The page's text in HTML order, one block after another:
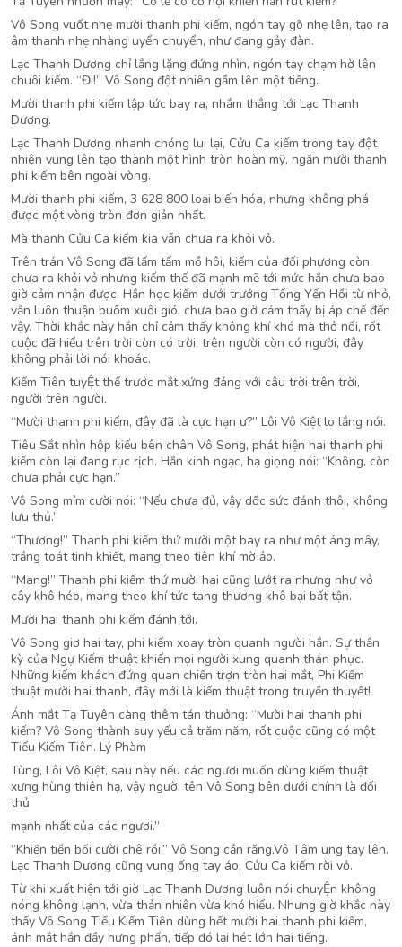
Vô Song vuốt nhẹ mười thanh phi kiếm, ngón tay gõ nhẹ lên, tạo ra
âm thanh nhẹ nhàng uyển chuyển, như đang gảy đàn.
Lạc Thanh Dương chỉ lẳng lặng đứng nhìn, ngón tay chạm hờ lên
chuôi kiếm. “Đi!” Vô Song đột nhiên gầm lên một tiếng.
Mười thanh phi kiếm lập tức bay ra, nhắm thẳng tới Lạc Thanh
Dương.
Lạc Thanh Dương nhanh chóng lui lại, Cửu Ca kiếm trong tay đột
nhiên vung lên tạo thành một hình tròn hoàn mỹ, ngăn mười thanh
phi kiếm bên ngoài vòng.
Mười thanh phi kiếm, 3 628 800 loại biến hóa, nhưng không phá
được một vòng tròn đơn giản nhất.
Mà thanh Cửu Ca kiếm kia vẫn chưa ra khỏi vỏ.
Trên trán Vô Song đã lấm tấm mồ hôi, kiếm của đối phương còn
chưa ra khỏi vỏ nhưng kiếm thế đã mạnh mẽ tới mức hắn chưa bao
giờ cảm nhận được. Hắn học kiếm dưới trướng Tống Yến Hồi từ nhỏ,
vẫn luôn thuận buồm xuôi gió, chưa bao giờ cảm thấy bị áp chế đến
vậy. Thời khắc này hắn chỉ cảm thấy không khí khó mà thở nổi, rốt
cuộc đã hiểu trên trời còn có trời, trên người còn có người, đây
không phải lời nói khoác.
Kiếm Tiên tuyỆt thế trước mắt xứng đáng với câu trời trên trời,
người trên người.
“Mười thanh phi kiếm, đây đã là cực hạn ư?” Lôi Vô Kiệt lo lắng nói.
Tiêu Sắt nhìn hộp kiếu bên chân Vô Song, phát hiện hai thanh phi
kiếm còn lại đang rục rịch. Hắn kinh ngạc, hạ giọng nói: “Không, còn
chưa phải cực hạn.”
Vô Song mỉm cười nói: “Nếu chưa đủ, vậy dốc sức đánh thôi, không
lưu thủ.”
“Thương!” Thanh phi kiếm thứ mười một bay ra như một áng mây,
trắng toát tinh khiết, mang theo tiên khí mờ ảo.
“Mang!” Thanh phi kiếm thứ mười hai cũng lướt ra nhưng như vỏ
cây khô héo, mang theo khí tức tang thương khô bại bất tận.
Mười hai thanh phi kiếm đánh tới.
Vô Song giơ hai tay, phi kiếm xoay tròn quanh người hắn. Sự thần
kỳ của Ngự Kiếm thuật khiến mọi người xung quanh thán phục.
Những kiếm khách đứng quan chiến trợn tròn hai mắt, Phi Kiếm
thuật mười hai thanh, đây mới là kiếm thuật trong truyền thuyết!
Ánh mắt Tạ Tuyên càng thêm tán thưởng: “Mười hai thanh phi
kiếm? Vô Song thành suy yếu cả trăm năm, rốt cuộc cũng có một
Tiểu Kiếm Tiên. Lý Phàm
Tùng, Lôi Vô Kiệt, sau này nếu các ngươi muốn dùng kiếm thuật
xưng hùng thiên hạ, vậy người tên Vô Song bên dưới chính là đối
thủ
mạnh nhất của các ngươi.”
“Khiến tiền bối cười chê rồi.” Vô Song cắn răng,Vô Tâm ung tay lên.
Lạc Thanh Dương cũng vung ống tay áo, Cửu Ca kiếm rời vỏ.
Từ khi xuất hiện tới giờ Lạc Thanh Dương luôn nói chuyỆn không
nóng không lạnh, vừa thản nhiên vừa khó hiểu. Nhưng giờ khắc này
thấy Vô Song Tiểu Kiếm Tiên dùng hết mười hai thanh phi kiếm,
ánh mắt hắn đầy hưng phấn, tiếp đó lại hét lớn hai tiếng.